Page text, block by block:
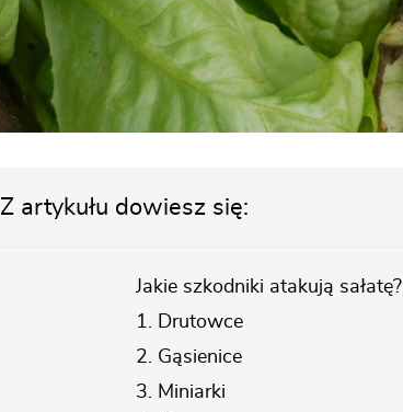
Z artykułu dowiesz się:
Jakie szkodniki atakują sałatę?
1. Drutowce
2. Gąsienice
3. Miniarki